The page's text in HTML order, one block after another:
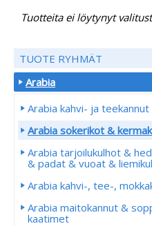
Tuotteita ei löytynyt
TUOTE RYHMÄT
Arabia
Arabia kahvi- ja teekannut
Arabia sokerikot &
Arabia tarjoilukulhot &
& padat & vuoat &
Arabia kahvi-, tee-,
Arabia maitokannut &
kaatimet